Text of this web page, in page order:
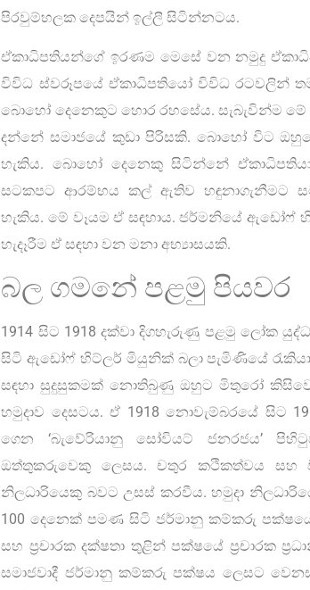
පිරවුම්හලක දෙපයින් ඉල්ලී සිටින්නටය.
ඒකාධිපතියන්ගේ ඉරණම මෙසේ වන නමුදු
විවිධ ස්වරූපයේ ඒකාධිපතියෝ විවිධ රටවලින්
බොහෝ දෙනෙකුට හොර රහසේය. සැබැවින්ම මේ
දන්නේ සමාජයේ කුඩා පිරිසකි. බොහෝ විට
හැකිය. බොහෝ දෙනෙකු සිටින්නේ
සටකපට ආරම්භය කල් ඇතිව හඳුනාගැනීමට
හැකිය. මේ වෑයම ඒ සඳහාය. ජර්මනියේ ඇඩෝෆ්
හැදෑරීම ඒ සඳහා වන මනා අභ්‍යාසයකි.
බල ගමනේ පළමු පියවර
1914 සිට 1918 දක්වා දිගහැරුණු පළමු ලෝක
සිටි ඇඩෝෆ් හිට්ලර් මියුනික් බලා පැමිණියේ
සඳහා සුදුසුකමක් නොතිබුණු ඔහුට මිතුරෝ
හමුදාව දෙසටය. ඒ 1918 නොවැම්බරයේ සිට
ගෙන ‘බැවේරියානු සෝවියට් ජනරජය’
ඔත්තුකරුවෙකු ලෙසය. චතුර කථිකත්වය සහ
නිලධාරියෙකු බවට උසස් කරවීය. හමුදා
100 දෙනෙක් පමණ සිටි ජර්මානු කම්කරු
සහ ප්‍රචාරක දක්ෂතා තුළින් පක්ෂයේ ප්‍රචාරක
සමාජවාදී ජර්මානු කම්කරු පක්ෂය ලෙසට